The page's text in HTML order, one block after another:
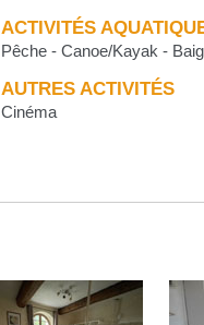
ACTIVITÉS
Pêche - Canoe/Kayak -
AUTRES ACTIVITÉS
Cinéma